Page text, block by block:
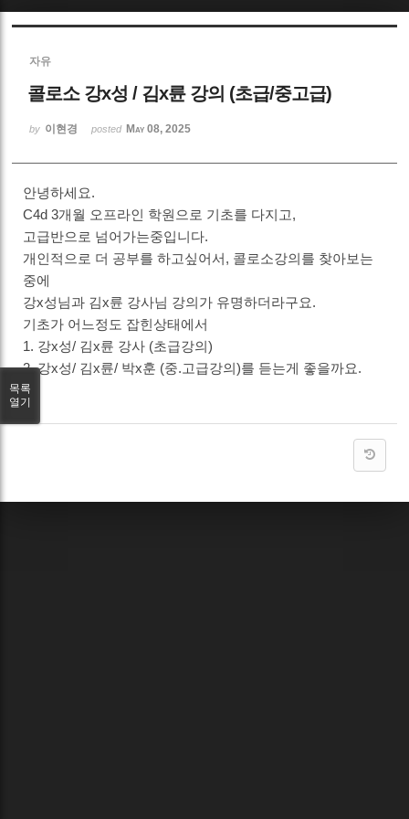
자유
콜로소 강x성 / 김x륜 강의 (초급/중고급)
by 이현경 posted May 08, 2025
안녕하세요.
C4d 3개월 오프라인 학원으로 기초를 다지고,
고급반으로 넘어가는중입니다.
개인적으로 더 공부를 하고싶어서, 콜로소강의를 찾아보는
중에
강x성님과 김x륜 강사님 강의가 유명하더라구요.
기초가 어느정도 잡힌상태에서
1. 강x성/ 김x륜 강사 (초급강의)
2. 강x성/ 김x륜/ 박x훈 (중.고급강의)를 듣는게 좋을까요.
목록
열기
Sketchbook5, 스케치북5
Sketchbook5, 스케치북5